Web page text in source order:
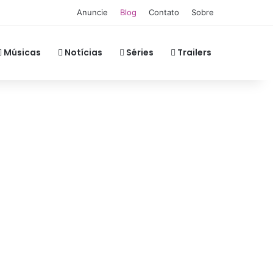
Anuncie Blog Contato Sobre
Músicas Notícias Séries Trailers